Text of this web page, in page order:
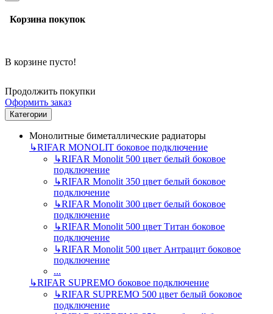
Корзина покупок
В корзине пусто!
Продолжить покупки
Оформить заказ
Категории
Монолитные биметаллические радиаторы
↳RIFAR MONOLIT боковое подключение
↳RIFAR Monolit 500 цвет белый боковое
подключение
↳RIFAR Monolit 350 цвет белый боковое
подключение
↳RIFAR Monolit 300 цвет белый боковое
подключение
↳RIFAR Monolit 500 цвет Титан боковое
подключение
↳RIFAR Monolit 500 цвет Антрацит боковое
подключение
...
↳RIFAR SUPREMO боковое подключение
↳RIFAR SUPREMO 500 цвет белый боковое
подключение